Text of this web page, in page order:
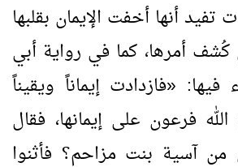
تفيد أنها أخفت الإيمان بقلبها
أمرها، كما في رواية أبي
فيها: «فازدادت إيماناً ويقيناً
فرعون على إيمانها، فقال
من آسية بنت مزاحم؟ فأثنوا